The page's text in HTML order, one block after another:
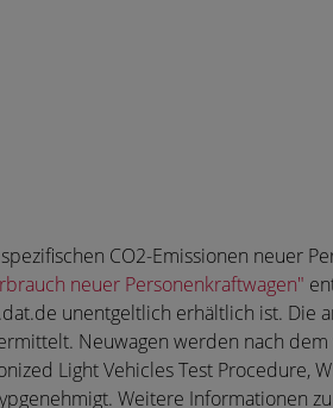
CO2-Emissionen neuer
neuer Personenkraftwagen"
unentgeltlich erhältlich ist. Die
Neuwagen werden nach
Light Vehicles Test Procedure,
Weitere Informationen